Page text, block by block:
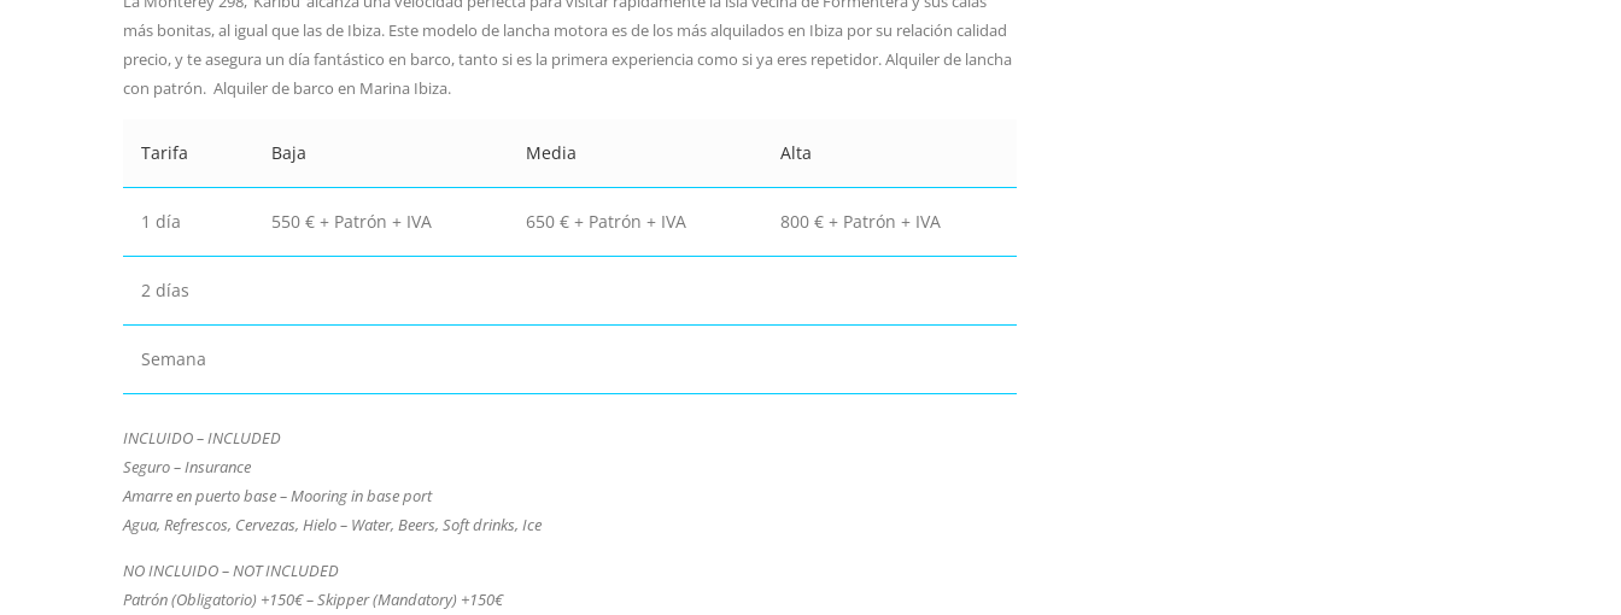
más bonitas, al igual que las de Ibiza. Este modelo de lancha motora es de los más alquilados en Ibiza por su relación calidad
precio, y te asegura un día fantástico en barco, tanto si es la primera experiencia como si ya eres repetidor. Alquiler de lancha
con patrón. Alquiler de barco en Marina Ibiza.
Tarifa Baja Media Alta
1 día 550 € + Patrón + IVA 650 € + Patrón + IVA 800 € + Patrón + IVA
2 días
Semana
INCLUIDO – INCLUDED
Seguro – Insurance
Amarre en puerto base – Mooring in base port
Agua, Refrescos, Cervezas, Hielo – Water, Beers, Soft drinks, Ice
NO INCLUIDO – NOT INCLUDED
Patrón (Obligatorio) +150€ – Skipper (Mandatory) +150€